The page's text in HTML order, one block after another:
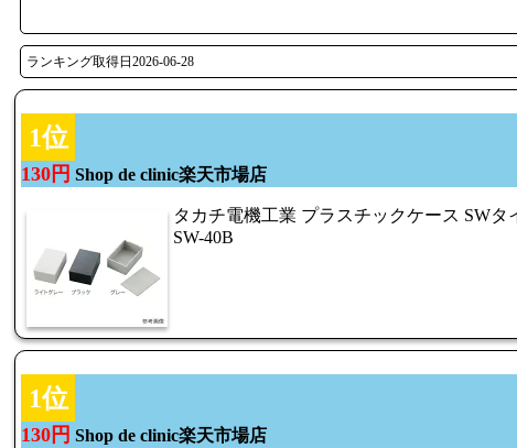
ランキング取得日2026-06-28
1位
130円 Shop de clinic楽天市場店
タカチ電機工業 プラスチックケース SWタ
SW-40B
1位
130円 Shop de clinic楽天市場店